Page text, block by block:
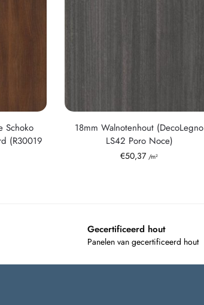
Schoko
(R30019
18mm Walnotenhout (DecoLegno
LS42 Poro Noce)
€50,37 /m²
Gecertificeerd hout
Panelen van gecertificeerd hout